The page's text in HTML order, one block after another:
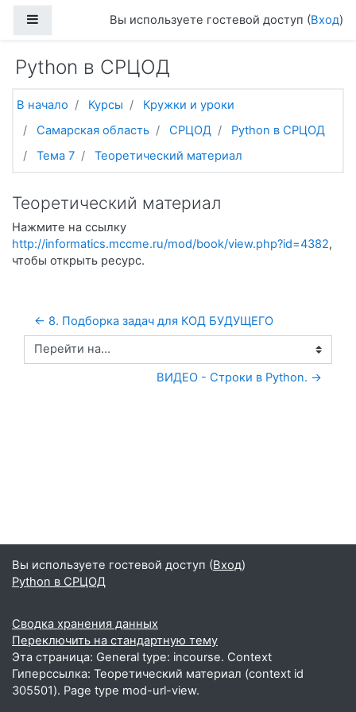
Боковая панельВы используете гостевой доступ (Вход)
Python в СРЦОД
В начало Курсы
Кружки и уроки
Самарская область
СРЦОД
Python в СРЦОД
Тема 7
Теоретический материал
Теоретический материал
Нажмите на ссылку
http://informatics.mccme.ru/mod/book/view.php?id=4382,
чтобы открыть ресурс.
← 8. Подборка задач для КОД БУДУЩЕГО
Перейти на...
ВИДЕО - Строки в Python. →
Вы используете гостевой доступ (Вход)
Python в СРЦОД
Сводка хранения данных
Переключить на стандартную тему
Эта страница: General type: incourse. Context
Гиперссылка: Теоретический материал (context id
305501). Page type mod-url-view.